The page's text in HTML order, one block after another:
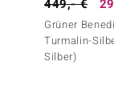
449,- €
Grüner
Turmalin-
Silber)